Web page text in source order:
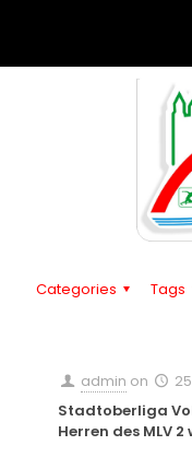
Categories Tags
admin on
Stadtoberliga
Herren des MLV